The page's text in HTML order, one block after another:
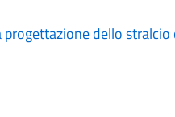
progettazione dello stralcio